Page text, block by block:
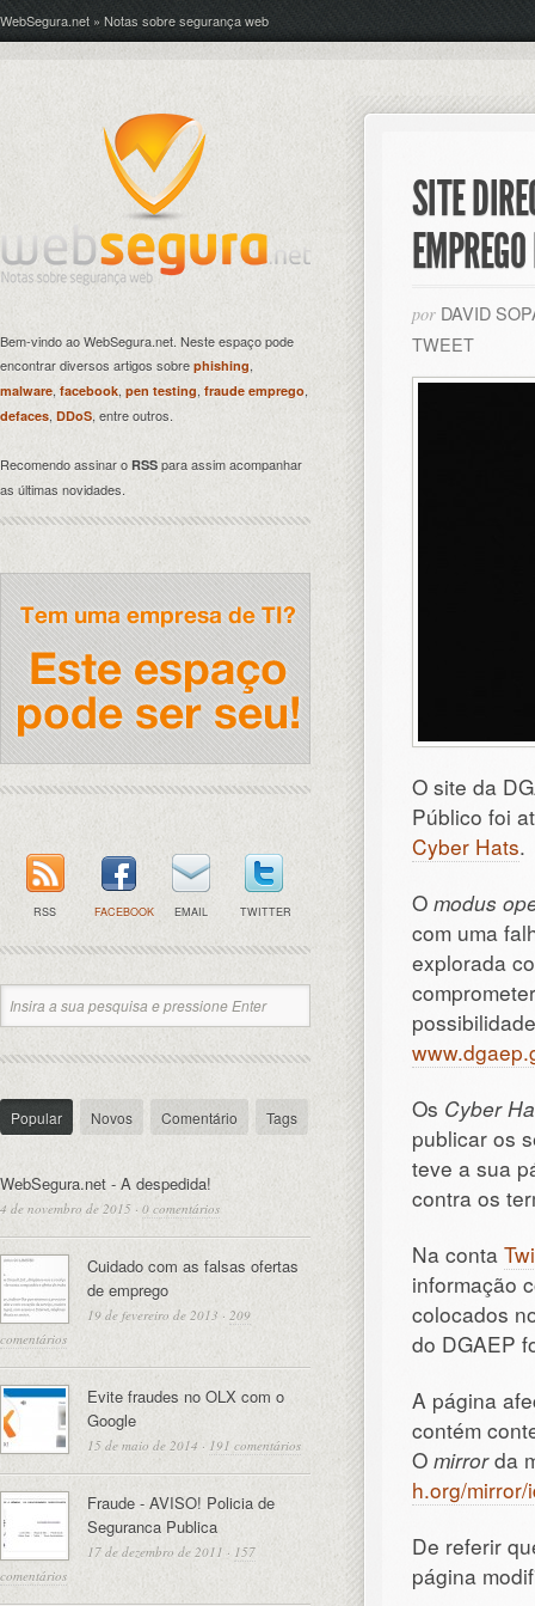
WebSegura.net » Notas sobre segurança web
SITE
por DAVID
TWEET
O site da
Público foi
Cyber Hats.
O modus
com uma
explorada
Os Cyber
publicar os
teve a sua
contra os
Na conta
informação
colocados
do DGAEP
A página
contém
O mirrorda
h.org/
De referir
página
Bem-vindo ao WebSegura.net. Neste espaço pode
encontrar diversos artigos sobre phishing,
malware, facebook, pen testing fraude emprego,
defaces, DDoS, entre outros.
Recomendo assinar o RSS para assim acompanhar
as últimas novidades.
RSS FACEBOOK EMAIL TWITTER
Popular Novos Comentário Tags
WebSegura.net - A despedida!
4 de novembro de 2015 · 0 comentários
Cuidado com as falsas ofertas
de emprego
19 de fevereiro de 2013 · 209
comentários
Evite fraudes no OLX com o
Google
15 de maio de 2014 · 191 comentários
Fraude - AVISO! Policia de
Seguranca Publica
17 de dezembro de 2011 · 157
comentários